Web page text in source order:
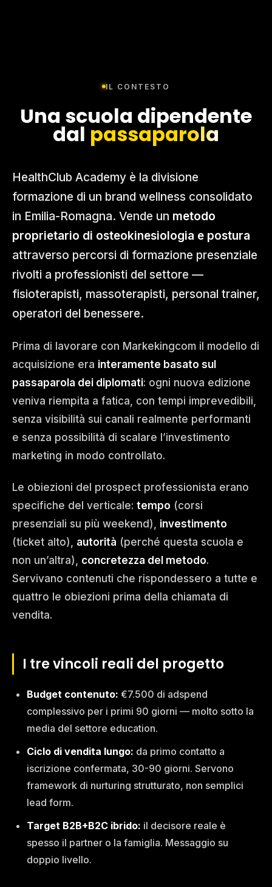
IL CONTESTO
Una scuola dipendente
dal passaparola
HealthClub Academy è la divisione
formazione di un brand wellness consolidato
in Emilia-Romagna. Vende un metodo
proprietario di osteokinesiologia e postura
attraverso percorsi di formazione presenziale
rivolti a professionisti del settore —
fisioterapisti, massoterapisti, personal trainer,
operatori del benessere.
Prima di lavorare con Markekingcom il modello di
acquisizione era interamente basato sul
passaparola dei diplomati: ogni nuova edizione
veniva riempita a fatica, con tempi imprevedibili,
senza visibilità sui canali realmente performanti
e senza possibilità di scalare l’investimento
marketing in modo controllato.
Le obiezioni del prospect professionista erano
specifiche del verticale: tempo (corsi
presenziali su più weekend), investimento
(ticket alto), autorità (perché questa scuola e
non un’altra), concretezza del metodo.
Servivano contenuti che rispondessero a tutte e
quattro le obiezioni prima della chiamata di
vendita.
I tre vincoli reali del progetto
Budget contenuto: €7.500 di adspend
complessivo per i primi 90 giorni — molto sotto la
media del settore education.
Ciclo di vendita lungo: da primo contatto a
iscrizione confermata, 30-90 giorni. Servono
framework di nurturing strutturato, non semplici
lead form.
Target B2B+B2C ibrido: il decisore reale è
spesso il partner o la famiglia. Messaggio su
doppio livello.